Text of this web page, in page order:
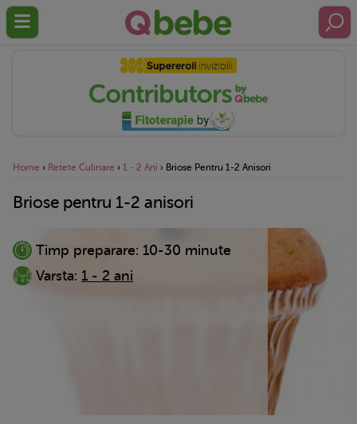
Home › Retete Culinare › 1 - 2 Ani › Briose Pentru 1-2 Anisori
Briose pentru 1-2 anisori
Timp preparare: 10-30 minute
Varsta: 1 - 2 ani